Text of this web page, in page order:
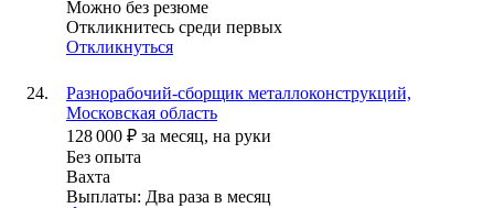
Можно без резюме
Откликнитесь среди первых
Откликнуться
Разнорабочий-сборщик металлоконструкций,
Московская область
128 000 ₽ за месяц, на руки
Без опыта
Вахта
Выплаты: Два раза в месяц